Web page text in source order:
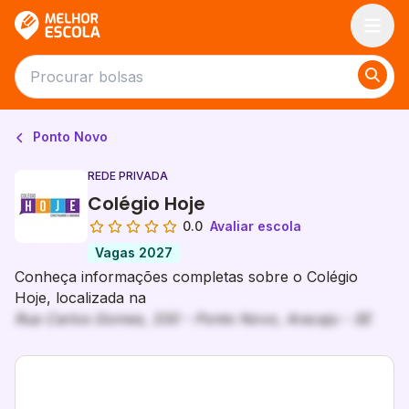
Ponto Novo
REDE PRIVADA
Colégio Hoje
0.0 Avaliar escola
Vagas 2027
Conheça informações completas sobre o Colégio
Hoje, localizada na
Rua Carlos Gomes, 330 - Ponto Novo, Aracaju - SE